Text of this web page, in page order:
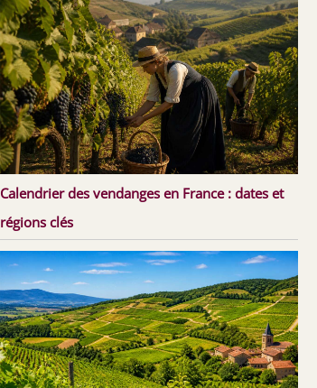
Calendrier des vendanges en France : dates et
régions clés